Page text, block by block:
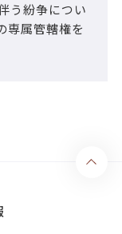
う紛争につい
専属管轄権を